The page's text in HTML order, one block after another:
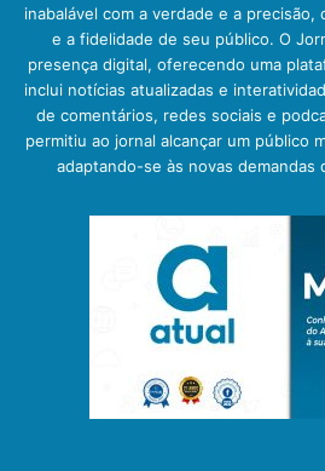
inabalável com a verdade e a
e a fidelidade de seu público. O
presença digital, oferecendo uma
inclui notícias atualizadas e
de comentários, redes sociais e
permitiu ao jornal alcançar um público
adaptando-se às novas demandas